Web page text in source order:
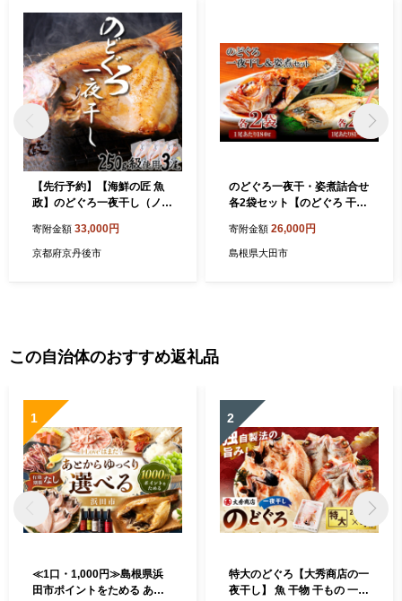
【先行予約】【海鮮の匠 魚
政】のどぐろ一夜干し（ノド
50g級使用 3尾セット のどぐ
ろ のど黒 海鮮 魚介 魚介類
送料無料
寄附金額 33,000円
京都府京丹後市
のどぐろ一夜干・姿煮詰合せ
各2袋セット【のどぐろ 干物
ムツ のどぐろ煮付 のどぐろ
一夜干し 煮魚 個包装 冷凍 自
寄附金額 26,000円
島根県大田市
この自治体のおすすめ返礼品
1
≪1口・1,000円≫島根県浜
田市ポイントをためる あと
2
特大のどぐろ【大秀商店の一
夜干し】 魚 干物 干もの 一夜